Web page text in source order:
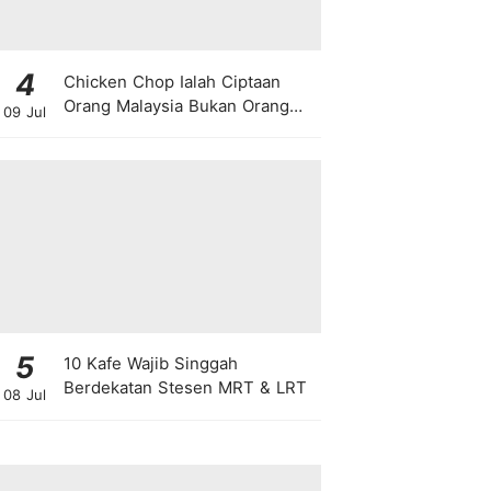
4
09 Jul
Chicken Chop Ialah Ciptaan
Orang Malaysia Bukan Orang
5
08 Jul
10 Kafe Wajib Singgah
Berdekatan Stesen MRT & LRT